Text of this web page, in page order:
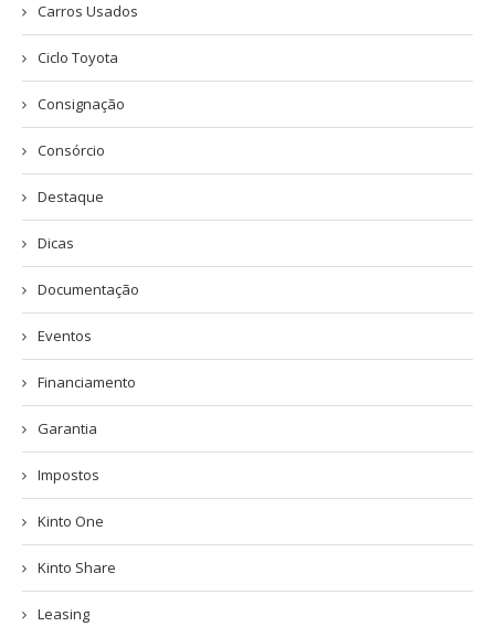
Carros Usados
Ciclo Toyota
Consignação
Consórcio
Destaque
Dicas
Documentação
Eventos
Financiamento
Garantia
Impostos
Kinto One
Kinto Share
Leasing